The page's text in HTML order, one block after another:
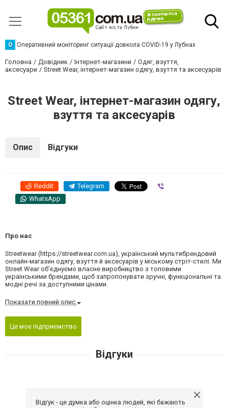
О Оперативний моніторинг ситуації довкола COVID-19 у Лубнах
Головна Довідник Інтернет-магазини
Одяг, взуття,
аксесуари
Street Wear, інтернет-магазин одягу, взуття та аксесуарів
Street Wear, інтернет-магазин одягу,
взуття та аксесуарів
Опис Відгуки
Reddit Telegram
WhatsApp
Про нас
Streetwear (https://streetwear.com.ua), український мультибрендовий
онлайн-магазин одягу, взуття й аксесуарів у міському стріт-стилі. Ми
Street Wear об’єднуємо власне виробництво з топовими
українськими брендами, щоб запропонувати зручні, функціональні та
модні речі за доступними цінами.
Показати повний опис
Це моє підприємство
Відгуки
Відгук - це думка або оцінка людей, які бажають